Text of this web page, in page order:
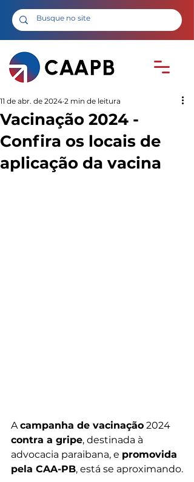
Vacinação 2024 -
Confira os locais de
aplicação da vacina
11 de abr. de 2024 2 min de leitura
A campanha de vacinação 2024
contra a gripe, destinada à
advocacia paraibana, e promovida
pela CAA-PB, está se aproximando.